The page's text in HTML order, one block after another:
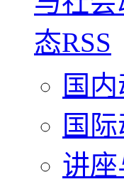
国
国
讲座